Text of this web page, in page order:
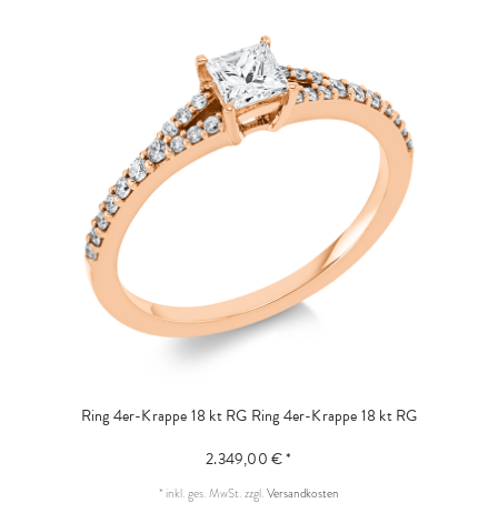
Ring 4er-Krappe 18 kt RG Ring 4er-Krappe 18 kt RG
2.349,00 € *
* inkl. ges. MwSt.zzgl.Versandkosten